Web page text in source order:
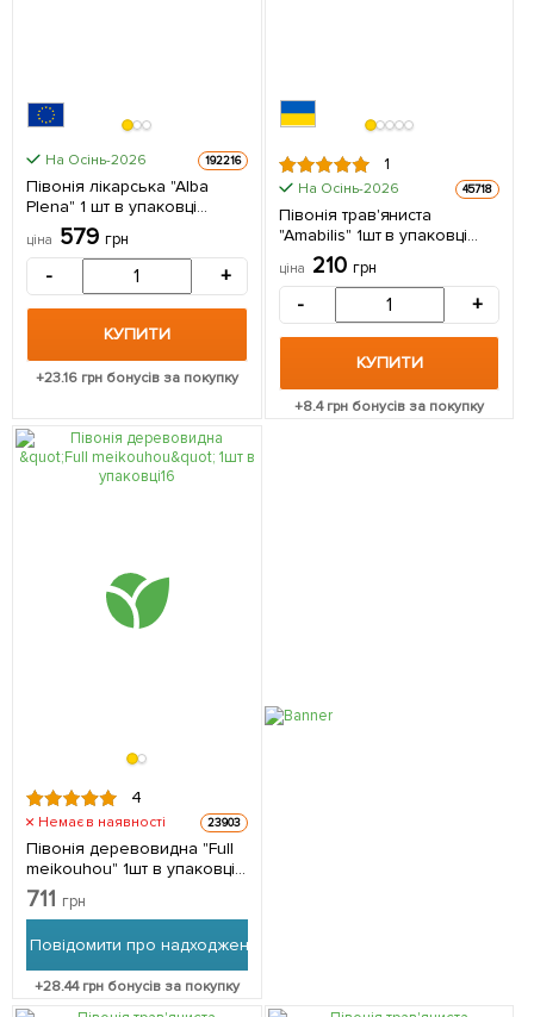
На Осінь-2026 192216
Півонія лікарська "Alba
Plena" 1 шт в упаковці
Нідерланди
ціна 579 грн
- +
КУПИТИ
+23.16грн бонусів за покупку
1
На Осінь-2026 45718
Півонія трав'яниста
"Amabilis" 1шт в упаковці
NEW (Кореневище)
ціна 210 грн
- +
КУПИТИ
+8.4грн бонусів за покупку
4
Немає в наявності 23903
Півонія деревовидна "Full
meikouhou" 1шт в упаковці
(Кореневище)
711 грн
Повідомити про надходження
+28.44грн бонусів за покупку